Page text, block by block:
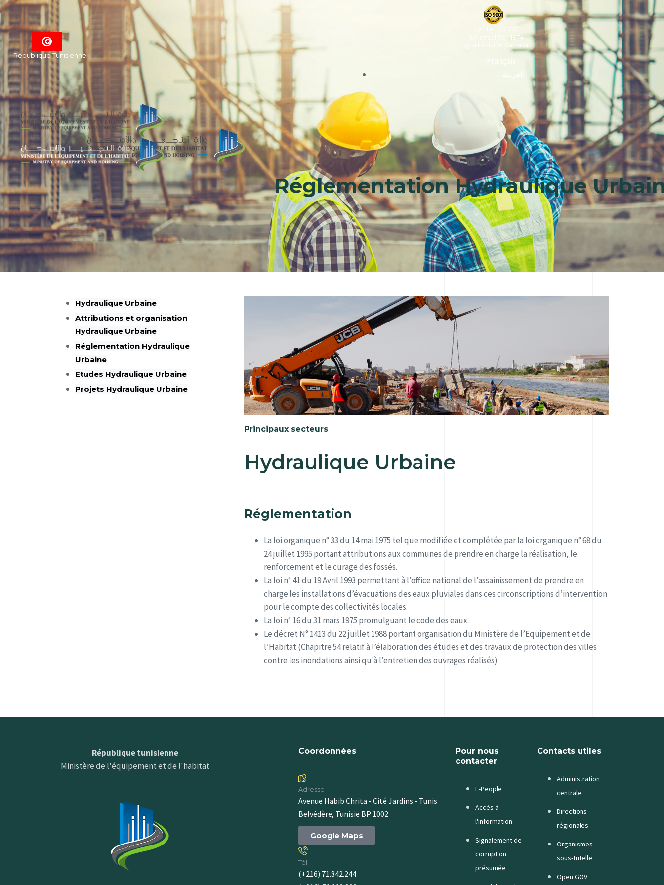
République Tunisienne
Certifié : ISO 9001
N° simplifié : 1874
Qualité : Label Marhaba
Français
العربية
Réglementation Hydraulique
Hydraulique Urbaine
Attributions et organisation
Hydraulique Urbaine
Réglementation Hydraulique
Urbaine
Etudes Hydraulique Urbaine
Projets Hydraulique Urbaine
Principaux secteurs
Hydraulique Urbaine
Réglementation
La loi organique n° 33 du 14 mai 1975 tel que modifiée et complétée par la loi organique n° 68 du
24 juillet 1995 portant attributions aux communes de prendre en charge la réalisation, le
renforcement et le curage des fossés.
La loi n° 41 du 19 Avril 1993 permettant à l’office national de l’assainissement de prendre en
charge les installations d’évacuations des eaux pluviales dans ces circonscriptions d’intervention
pour le compte des collectivités locales.
La loi n° 16 du 31 mars 1975 promulguant le code des eaux.
Le décret N° 1413 du 22 juillet 1988 portant organisation du Ministère de l’Equipement et de
l’Habitat (Chapitre 54 relatif à l’élaboration des études et des travaux de protection des villes
contre les inondations ainsi qu’à l’entretien des ouvrages réalisés).
République tunisienne
Ministère de l'équipement et de l'habitat
Coordonnées
Adresse :
Avenue Habib Chrita - Cité Jardins - Tunis
Belvédère, Tunisie BP 1002
Google Maps
Tél. :
(+216) 71.842.244
Pour nous
contacter
E-People
Accès à
l'information
Signalement de
corruption
présumée
Contacts utiles
Administration
centrale
Directions
régionales
Organismes
sous-tutelle
Open GOV